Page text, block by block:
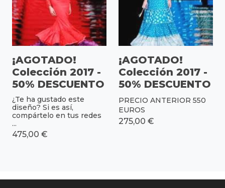
¡AGOTADO!
Colección 2017 -
50% DESCUENTO
¿Te ha gustado este
diseño? Si es así,
compártelo en tus redes
...
475,00 €
¡AGOTADO!
Colección 2017 -
50% DESCUENTO
PRECIO ANTERIOR 550
EUROS
275,00 €